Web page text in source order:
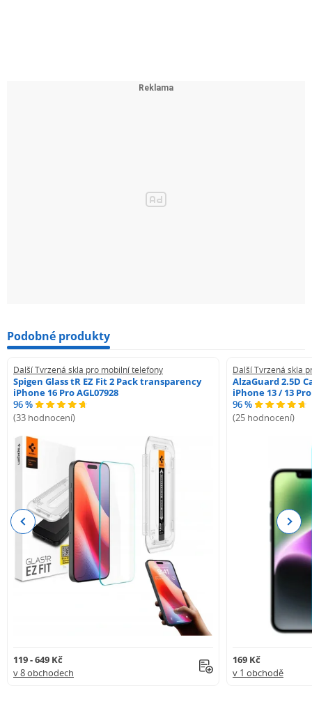
Podobné produkty
Další Tvrzená skla pro mobilní telefony
Spigen Glass tR EZ Fit 2 Pack transparency
iPhone 16 Pro AGL07928
96 %
(33 hodnocení)
119 - 649 Kč
v 8 obchodech
Další Tvrzená skla
AlzaGuard 2.5D
iPhone 13 / 13 Pro
96 %
(25 hodnocení)
169 Kč
v 1 obchodě
Previous Next